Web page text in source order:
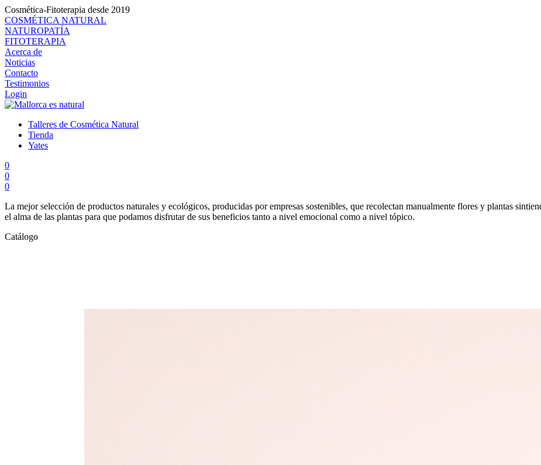
Cosmética-Fitoterapia desde 2019
COSMÉTICA NATURAL
NATUROPATÍA
FITOTERAPIA
Acerca de
Noticias
Contacto
Testimonios
Login
Talleres de Cosmética Natural
Tienda
Yates
0
0
0
La mejor selección de productos naturales y ecológicos, producidas por empresas sostenibles, que recolectan manualmente flores y plantas
el alma de las plantas para que podamos disfrutar de sus beneficios tanto a nivel emocional como a nivel tópico.
Catálogo